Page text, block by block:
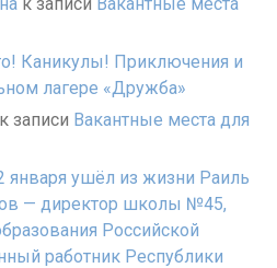
Каникулы! Приключения и
лагере «Дружба»
к записи Вакантные места для
января ушёл из жизни Раиль
— директор школы №45,
Российской
работник Республики